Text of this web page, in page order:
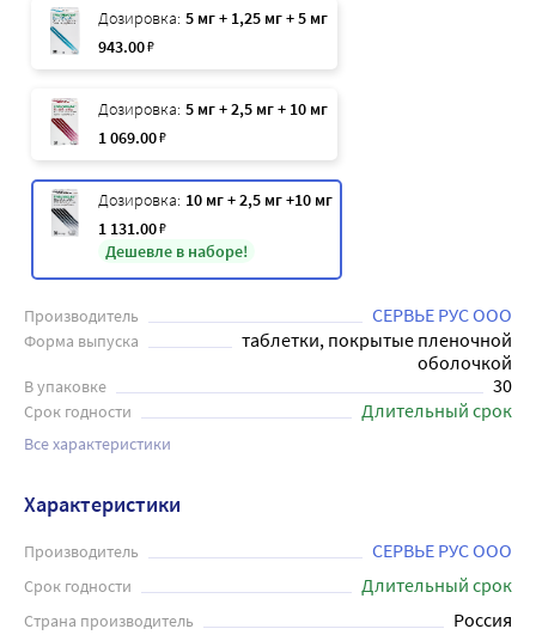
Дозировка: 5 мг + 1,25 мг + 5 мг
943.00₽
Дозировка: 5 мг + 2,5 мг + 10 мг
1 069.00₽
Дозировка: 10 мг + 2,5 мг +10 мг
1 131.00₽
Дешевле в наборе!
Производитель СЕРВЬЕ РУС ООО
Форма выпуска
таблетки, покрытые пленочной
оболочкой
В упаковке 30
Срок годности Длительный срок
Все характеристики
Характеристики
Производитель СЕРВЬЕ РУС ООО
Срок годности Длительный срок
Страна производитель Россия